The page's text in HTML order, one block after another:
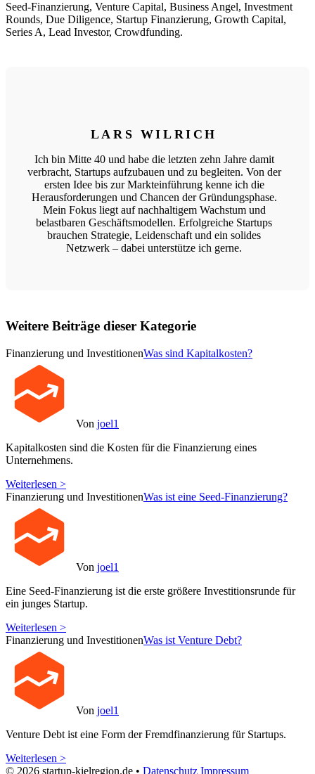
Seed-Finanzierung, Venture Capital, Business Angel, Investment
Rounds, Due Diligence, Startup Finanzierung, Growth Capital,
Series A, Lead Investor, Crowdfunding.
LARS WILRICH
Ich bin Mitte 40 und habe die letzten zehn Jahre damit
verbracht, Startups aufzubauen und zu begleiten. Von der
ersten Idee bis zur Markteinführung kenne ich die
Herausforderungen und Chancen der Gründungsphase.
Mein Fokus liegt auf nachhaltigem Wachstum und
belastbaren Geschäftsmodellen. Erfolgreiche Startups
brauchen Strategie, Leidenschaft und ein solides
Netzwerk – dabei unterstütze ich gerne.
Weitere Beiträge dieser Kategorie
Finanzierung und InvestitionenWas sind Kapitalkosten?
Von joel1
Kapitalkosten sind die Kosten für die Finanzierung eines
Unternehmens.
Weiterlesen >
Finanzierung und InvestitionenWas ist eine Seed-Finanzierung?
Von joel1
Eine Seed-Finanzierung ist die erste größere Investitionsrunde für
ein junges Startup.
Weiterlesen >
Finanzierung und InvestitionenWas ist Venture Debt?
Von joel1
Venture Debt ist eine Form der Fremdfinanzierung für Startups.
Weiterlesen >
© 2026 startup-kielregion.de • Datenschutz Impressum